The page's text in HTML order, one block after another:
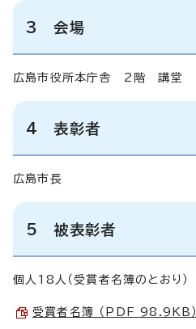
3 会場
広島市役所本庁舎 2階 講堂
4 表彰者
広島市長
5 被表彰者
個人18人（受賞者名簿のとおり）
受賞者名簿 （PDF 98.9KB）